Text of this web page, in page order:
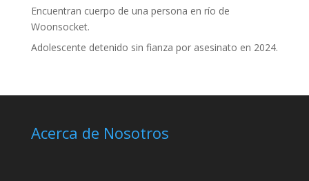
Encuentran cuerpo de una persona en río de
Woonsocket.
Adolescente detenido sin fianza por asesinato en 2024.
Acerca de Nosotros